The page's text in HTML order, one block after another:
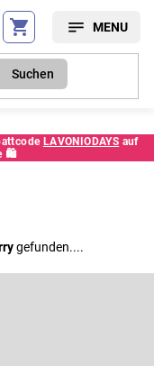
LAVONIODAYS auf
🛍️
Suchen
gefunden....